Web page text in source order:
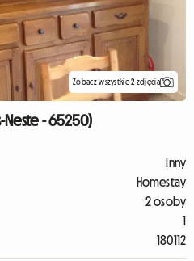
Zobacz wszystkie 2 zdjęcia
Neste - 65250)
Inny
Homestay
2 osoby
1
180112